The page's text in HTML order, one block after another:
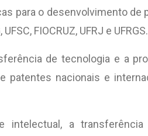
para o desenvolvimento de
FIOCRUZ, UFRJ e UFRGS.
de tecnologia e a
patentes nacionais e
intelectual, a